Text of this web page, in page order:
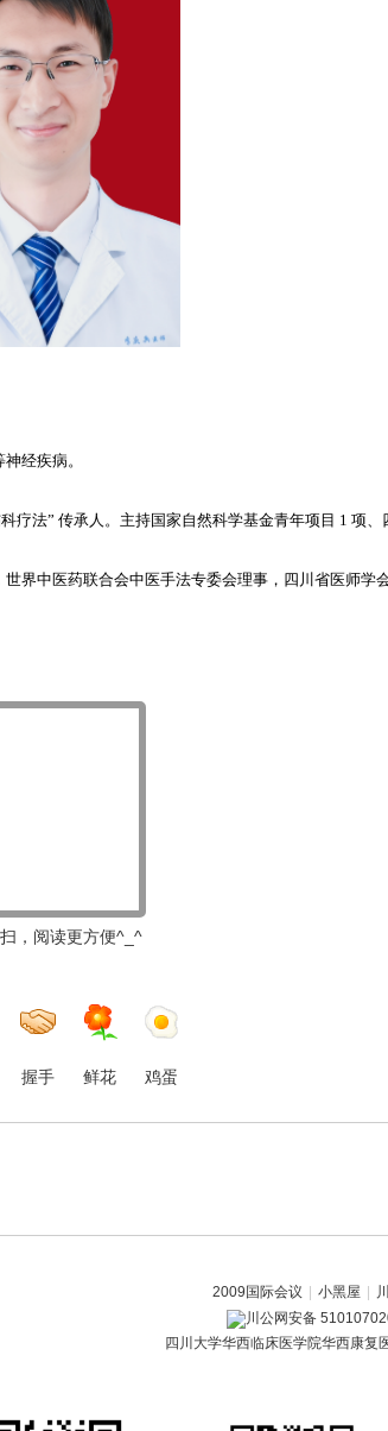
经疾病。
法” 传承人。主持国家自然科学基金青年项目 1 项
界中医药联合会中医手法专委会理事，四川省医师学
，阅读更方便^_^
握手 鲜花 鸡蛋
2009国际会议 小黑屋
川公网安备
四川大学华西临床医学院华西康复